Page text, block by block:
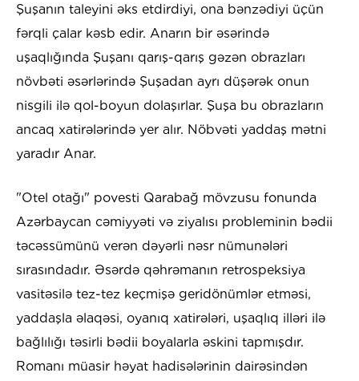
Şuşanın taleyini əks etdirdiyi, ona bənzədiyi üçün
fərqli çalar kəsb edir. Anarın bir əsərində
uşaqlığında Şuşanı qarış-qarış gəzən obrazları
növbəti əsərlərində Şuşadan ayrı düşərək onun
nisgili ilə qol-boyun dolaşırlar. Şuşa bu obrazların
ancaq xatirələrində yer alır. Nöbvəti yaddaş mətni
yaradır Anar.
"Otel otağı" povesti Qarabağ mövzusu fonunda
Azərbaycan cəmiyyəti və ziyalısı probleminin bədii
təcəssümünü verən dəyərli nəsr nümunələri
sırasındadır. Əsərdə qəhrəmanın retrospeksiya
vasitəsilə tez-tez keçmişə geridönümlər etməsi,
yaddaşla əlaqəsi, oyanıq xatirələri, uşaqlıq illəri ilə
bağlılığı təsirli bədii boyalarla əskini tapmışdır.
Romanı müasir həyat hadisələrinin dairəsindən